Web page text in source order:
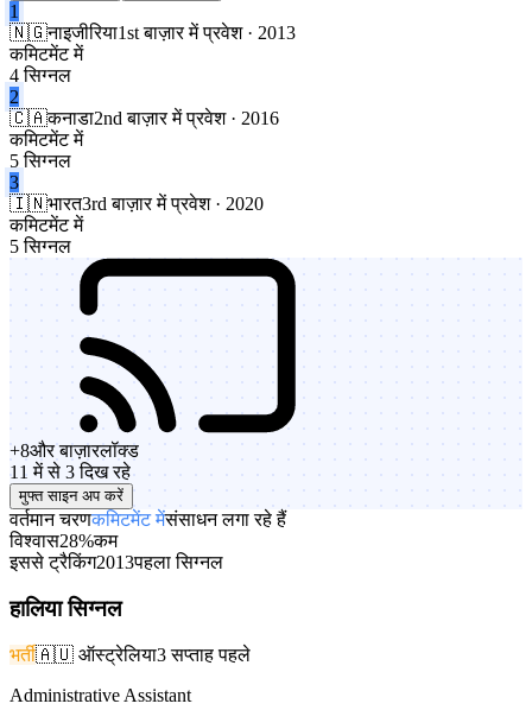
1
🇳🇬नाइजीरिया1st बाज़ार में प्रवेश · 2013
कमिटमेंट में
4 सिग्नल
2
🇨🇦कनाडा2nd बाज़ार में प्रवेश · 2016
कमिटमेंट में
5 सिग्नल
3
🇮🇳भारत3rd बाज़ार में प्रवेश · 2020
कमिटमेंट में
5 सिग्नल
+8और बाज़ारलॉक्ड
11 में से 3 दिख रहे
मुफ्त साइन अप करें
वर्तमान चरणकमिटमेंट मेंसंसाधन लगा रहे हैं
विश्वास28%कम
इससे ट्रैकिंग2013पहला सिग्नल
हालिया सिग्नल
भर्ती🇦🇺 ऑस्ट्रेलिया3 सप्ताह पहले
Administrative Assistant